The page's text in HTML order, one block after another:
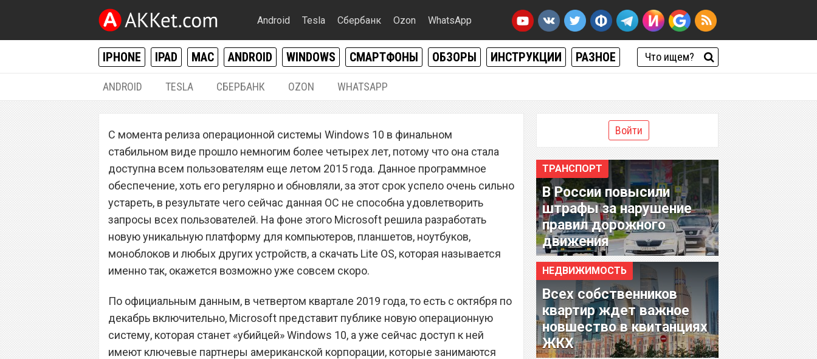
Android Tesla Сбербанк Ozon WhatsApp
IPHONE IPAD MAC ANDROID WINDOWS СМАРТФОНЫ ОБЗОРЫ ИНСТРУКЦИИ РАЗНОЕ
ANDROID TESLA СБЕРБАНК OZON WHATSAPP
Скачать Lite OS, универсальную «убийцу»
Windows 10
С момента релиза операционной системы Windows 10 в финальном
стабильном виде прошло немногим более четырех лет, потому что она стала
доступна всем пользователям еще летом 2015 года. Данное программное
обеспечение, хоть его регулярно и обновляли, за этот срок успело очень сильно
устареть, в результате чего сейчас данная ОС не способна удовлетворить
запросы всех пользователей. На фоне этого Microsoft решила разработать
новую уникальную платформу для компьютеров, планшетов, ноутбуков,
моноблоков и любых других устройств, а скачать Lite OS, которая называется
именно так, окажется возможно уже совсем скоро.
По официальным данным, в четвертом квартале 2019 года, то есть с октября по
декабрь включительно, Microsoft представит публике новую операционную
систему, которая станет «убийцей» Windows 10, а уже сейчас доступ к ней
имеют ключевые партнеры американской корпорации, которые занимаются
Войти
ТРАНСПОРТ
В России повысили
штрафы за нарушение
правил дорожного
движения
НЕДВИЖИМОСТЬ
Всех собственников
квартир ждет важное
новшество в квитанциях
ЖКХ